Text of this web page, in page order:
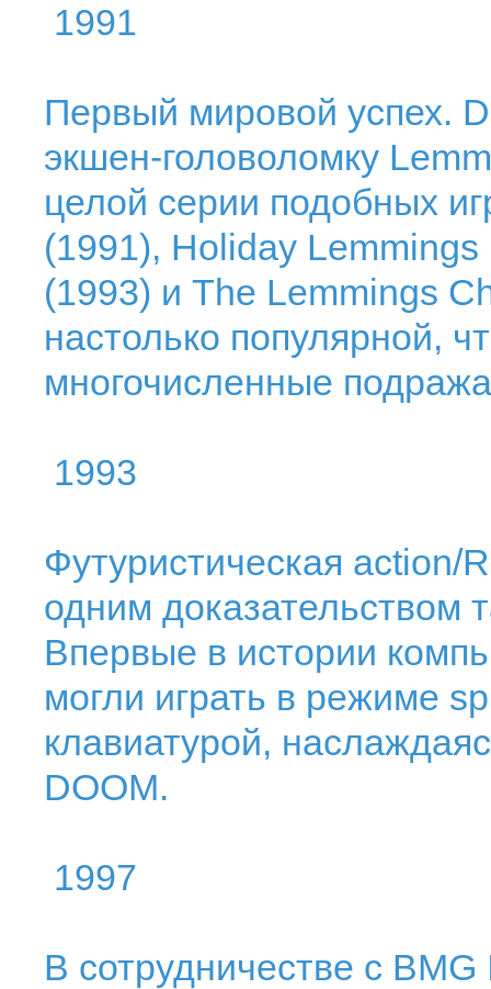
1991
Первый мировой успех.
экшен-головоломку
целой серии подобных
(1991), Holiday
(1993) и The Lemmings
настолько популярной,
многочисленные
1993
Футуристическая action/
одним доказательством
Впервые в истории
могли играть в режиме
клавиатурой,
DOOM.
1997
В сотрудничестве с